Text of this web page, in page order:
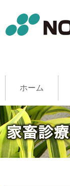
ホーム